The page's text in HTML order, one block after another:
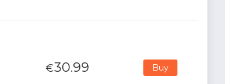
€30.99 Buy